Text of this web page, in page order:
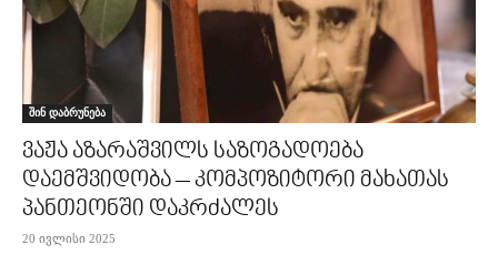
შინ დაბრუნება
ვაჟა აზარაშვილს საზოგადოება
დაემშვიდობა – კომპოზიტორი მახათას
პანთეონში დაკრძალეს
20 ივლისი 2025